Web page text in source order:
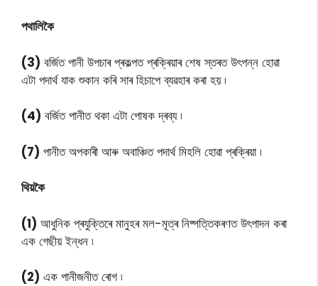
পথালিকৈ
(3) বৰ্জিত পানী উপচাৰ প্ৰকল্পত প্ৰক্ৰিয়াৰ শেষ স্তৰত উৎপন্ন হোৱা
এটা পদাৰ্থ যাক শুকান কৰি সাৰ হিচাপে ব্যৱহাৰ কৰা হয় ৷
(4) বৰ্জিত পানীত থকা এটা পোষক দ্ৰব্য ৷
(7) পানীত অপকাৰী আৰু অবাঞ্চিত পদাৰ্থ মিহলি হোৱা প্ৰক্ৰিয়া ৷
থিয়কৈ
(1) আধুনিক প্ৰযুক্তিৰে মানুহৰ মল-মূত্ৰ নিষ্পত্তিকৰণত উৎপাদন কৰা
এক গেছীয় ইন্ধন ৷
(2) এক পানীজনীত ৰোগ ৷